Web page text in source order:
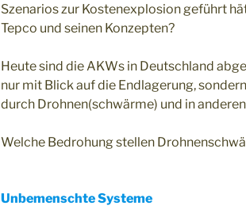
Szenarios zur Kostenexplosion geführt
Tepco und seinen Konzepten?
Heute sind die AKWs in Deutschland
nur mit Blick auf die Endlagerung,
durch Drohnen(schwärme) und in
Welche Bedrohung stellen
Unbemenschte Systeme